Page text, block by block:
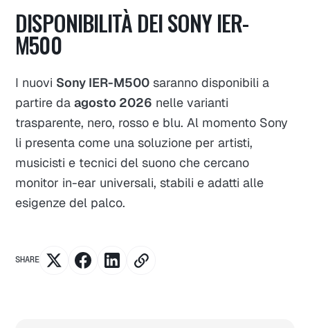
DISPONIBILITÀ DEI SONY IER-
M500
I nuovi Sony IER-M500 saranno disponibili a
partire daagosto 2026 nelle varianti
trasparente, nero, rosso e blu. Al momento Sony
li presenta come una soluzione per artisti,
musicisti e tecnici del suono che cercano
monitor in-ear universali, stabili e adatti alle
esigenze del palco.
SHARE